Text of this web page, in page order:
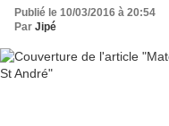
Publié le 10/03/2016 à 20:54
Par Jipé